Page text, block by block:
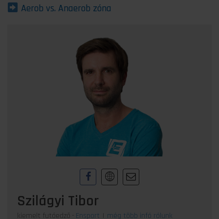
Aerob vs. Anaerob zóna
Szilágyi Tibor
kiemelt futóedző - Ensport | még több infó rólunk